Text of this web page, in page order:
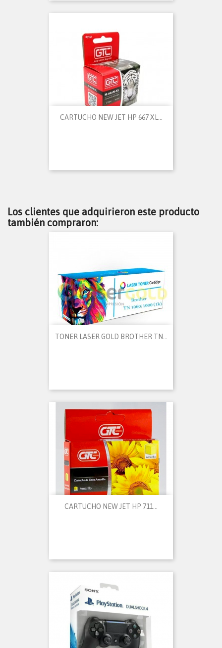
CARTUCHO NEW JET HP 667 XL...
Los clientes que adquirieron este producto
también compraron:
TONER LASER GOLD BROTHER TN...
CARTUCHO NEW JET HP 711...